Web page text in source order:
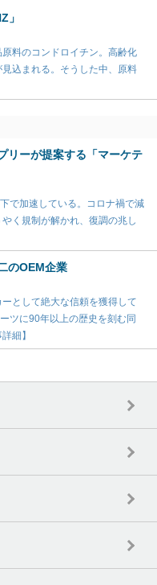
」
料のコンドロイチン。高齢化
込まれる。そうした中、原料
リーが提案する「マーケテ
で加速している。コロナ禍で減
く規制が解かれ、復調の兆し
のOEM企業
として絶大な信頼を獲得して
ツに90年以上の歴史を刻む同
細】